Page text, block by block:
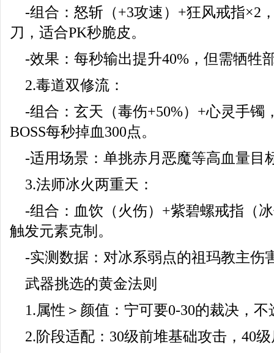
-组合：怒斩（+3攻速）+狂风戒指×2
刀，适合PK秒脆皮。
-效果：每秒输出提升40%，但需牺牲
2.毒道双修流：
-组合：玄天（毒伤+50%）+心灵手镯
BOSS每秒掉血300点。
-适用场景：单挑赤月恶魔等高血量目
3.法师冰火两重天：
-组合：血饮（火伤）+紫碧螺戒指（
触发元素克制。
-实测数据：对冰系弱点的祖玛教主伤
武器挑选的黄金法则
1.属性＞颜值：宁可要0-30的裁决，
2.阶段适配：30级前堆基础攻击，40